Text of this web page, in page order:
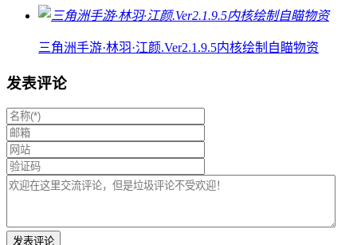
三角洲手游·林羽·江颜.Ver2.1.9.5内核绘制自瞄物资
发表评论